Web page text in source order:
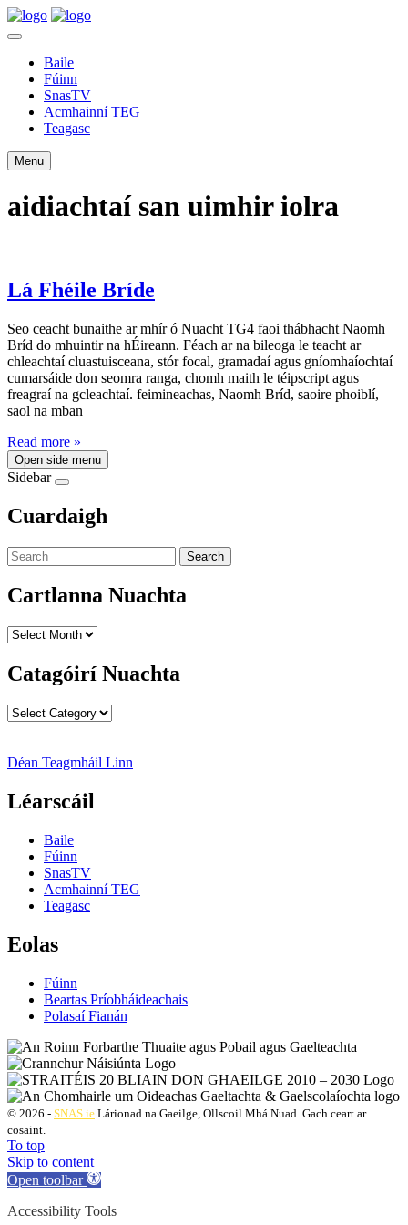
Baile
Fúinn
SnasTV
Acmhainní TEG
Teagasc
Menu
aidiachtaí san uimhir iolra
Lá Fhéile Bríde
Seo ceacht bunaithe ar mhír ó Nuacht TG4 faoi thábhacht Naomh
Bríd do mhuintir na hÉireann. Féach ar na bileoga le teacht ar
chleachtaí cluastuisceana, stór focal, gramadaí agus gníomhaíochtaí
cumarsáide don seomra ranga, chomh maith le téipscript agus
freagraí na gcleachtaí. feimineachas, Naomh Bríd, saoire phoiblí,
saol na mban
Read more »
Open side menu
Sidebar
Cuardaigh
Search
Cartlanna Nuachta
Cartlanna
Catagóirí Nuachta
Catagóirí
Déan Teagmháil Linn
Léarscáil
Baile
Fúinn
SnasTV
Acmhainní TEG
Teagasc
Eolas
Fúinn
Beartas Príobháideachais
Polasaí Fianán
© 2026 - SNAS.ie Lárionad na Gaeilge, Ollscoil Mhá Nuad. Gach ceart ar
cosaint.
To top
Skip to content
Open toolbar
Accessibility Tools